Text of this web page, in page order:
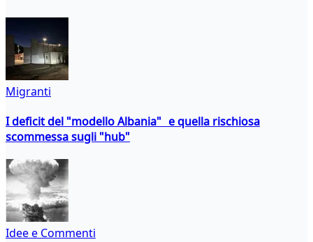
Migranti
I deficit del "modello Albania" e quella rischiosa
scommessa sugli "hub"
Idee e Commenti